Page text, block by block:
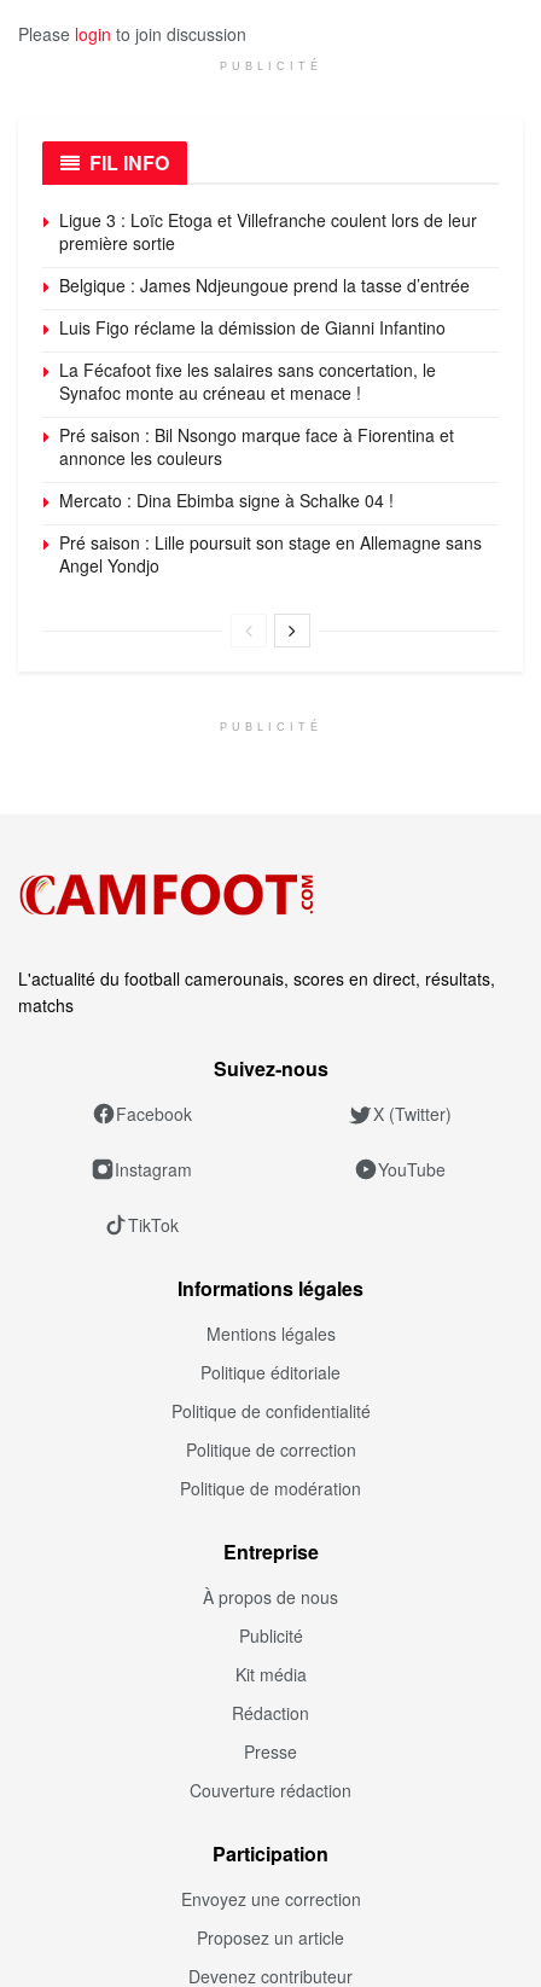
Please login to join discussion
PUBLICITÉ
FIL INFO
Ligue 3 : Loïc Etoga et Villefranche coulent lors de leur
première sortie
Belgique : James Ndjeungoue prend la tasse d’entrée
Luis Figo réclame la démission de Gianni Infantino
La Fécafoot fixe les salaires sans concertation, le
Synafoc monte au créneau et menace !
Pré saison : Bil Nsongo marque face à Fiorentina et
annonce les couleurs
Mercato : Dina Ebimba signe à Schalke 04 !
Pré saison : Lille poursuit son stage en Allemagne sans
Angel Yondjo
PUBLICITÉ
L'actualité du football camerounais, scores en direct, résultats,
matchs
Suivez‑nous
Facebook X (Twitter)
Instagram YouTube
TikTok
Informations légales
Mentions légales
Politique éditoriale
Politique de confidentialité
Politique de correction
Politique de modération
Entreprise
À propos de nous
Publicité
Kit média
Rédaction
Presse
Couverture rédaction
Participation
Envoyez une correction
Proposez un article
Devenez contributeur